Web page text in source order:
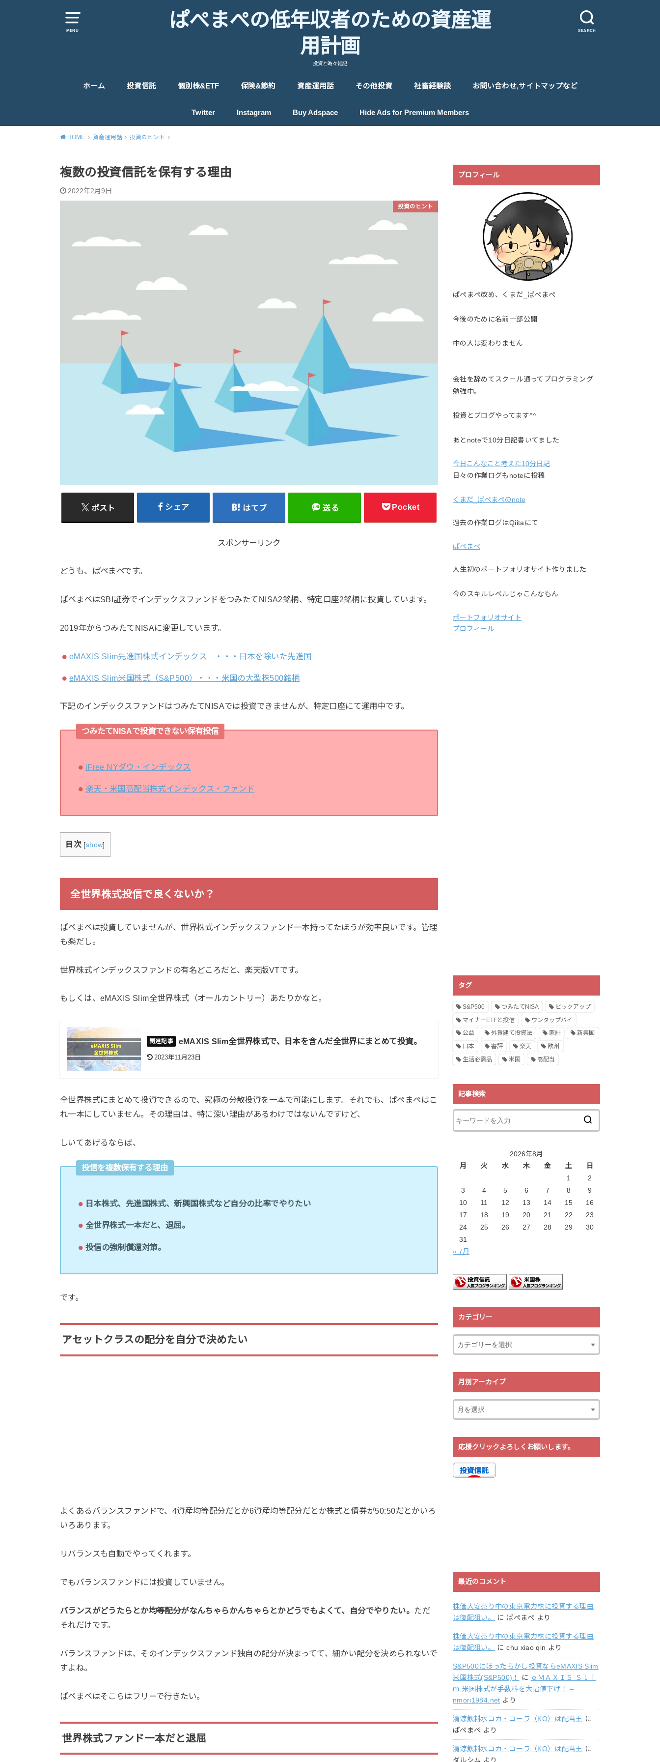
MENU SEARCH
ぱぺまぺの低年収者のための資産運
用計画
投資と時々雑記
ホーム 投資信託
世界株式投信&バランス投信
個別株&ETF
ETF
米国個別株
英国株
日本個別株
保険&節約
保険
節約
資産運用話
投資のヒント
投資戦略
投資入門
プロフィール
その他投資
ロボアドバイザー
貴金属投資
IPO投資
ポイント投資
社畜経験談 お問い合わせ,サイトマップなど
Twitter Instagram Buy Adspace Hide Ads for Premium Members
HOME 資産運用話 投資のヒント
複数の投資信託を保有する理由
2022年2月9日
投資のヒント
ポスト シェア はてブ 送る Pocket
スポンサーリンク
どうも、ぱぺまぺです。
ぱぺまぺはSBI証券でインデックスファンドをつみたてNISA2銘柄、特定口座2銘柄に投資しています。
2019年からつみたてNISAに変更しています。
eMAXIS Slim先進国株式インデックス ・・・日本を除いた先進国
eMAXIS Slim米国株式（S&P500）・・・米国の大型株500銘柄
下記のインデックスファンドはつみたてNISAでは投資できませんが、特定口座にて運用中です。
つみたてNISAで投資できない保有投信
iFree NYダウ・インデックス
楽天・米国高配当株式インデックス・ファンド
目次 [show]
全世界株式投信で良くないか？
ぱぺまぺは投資していませんが、世界株式インデックスファンド一本持ってたほうが効率良いです。管理
も楽だし。
世界株式インデックスファンドの有名どころだと、楽天版VTです。
もしくは、eMAXIS Slim全世界株式（オールカントリー）あたりかなと。
eMAXIS Slim全世界株式で、日本を含んだ全世界にまとめて投資。
2023年11月23日
全世界株式にまとめて投資できるので、究極の分散投資を一本で可能にします。それでも、ぱぺまぺはこ
れ一本にしていません。その理由は、特に深い理由があるわけではないんですけど、
しいてあげるならば、
投信を複数保有する理由
日本株式、先進国株式、新興国株式など自分の比率でやりたい
全世界株式一本だと、退屈。
投信の強制償還対策。
です。
アセットクラスの配分を自分で決めたい
よくあるバランスファンドで、4資産均等配分だとか6資産均等配分だとか株式と債券が50:50だとかいろ
いろあります。
リバランスも自動でやってくれます。
でもバランスファンドには投資していません。
バランスがどうたらとか均等配分がなんちゃらかんちゃらとかどうでもよくて、自分でやりたい。 ただ
それだけです。
バランスファンドは、そのインデックスファンド独自の配分が決まってて、細かい配分を決められないで
すよね。
ぱぺまぺはそこらはフリーで行きたい。
世界株式ファンド一本だと退屈
プロフィール
ぱぺまぺ改め、くまだ_ぱぺまぺ
今後のために名前一部公開
中の人は変わりません
会社を辞めてスクール通ってプログラミング
勉強中。
投資とブログやってます^^
あとnoteで10分日記書いてました
今日こんなこと考えた10分日記
日々の作業ログもnoteに投稿
くまだ_ぱぺまぺのnote
過去の作業ログはQiitaにて
ぱぺまぺ
人生初のポートフォリオサイト作りました
今のスキルレベルじゃこんなもん
ポートフォリオサイト
プロフィール
タグ
S&P500 つみたてNISA
ピックアップ
マイナーETFと投信
ワンタップバイ
公益
外貨建て投資法 家計
新興国
日本
書評 楽天
欧州
生活必需品
米国 高配当
記事検索
2026年8月
月
火 水 木 金 土
日
1
2
3
4 5 6 7 8
9
10
11 12 13 14 15
16
17
18 19 20 21 22
23
24
25 26 27 28 29
30
31
« 7月
カテゴリー
月別アーカイブ
応援クリックよろしくお願いします。
最近のコメント
株価大安売り中の東京電力株に投資する理由
は復配狙い。
に ぱぺまぺ より
株価大安売り中の東京電力株に投資する理由
は復配狙い。
にchu xiao qin より
S&P500にほったらかし投資ならeMAXIS Slim
米国株式(S&P500)！
に ｅＭＡＸＩＳ Ｓｌｉ
ｍ 米国株式が手数料を大幅値下げ！ –
nmori1984.net より
清涼飲料水コカ・コーラ（KO）は配当王 に
ぱぺまぺ より
清涼飲料水コカ・コーラ（KO）は配当王 に
ダルシム より